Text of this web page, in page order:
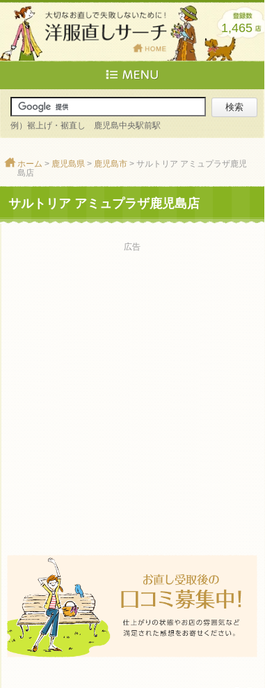
1,465
例）裾上げ・裾直し 鹿児島中央駅前駅
ホーム > 鹿児島県 > 鹿児島市 > サルトリア アミュプラザ鹿児
島店
サルトリア アミュプラザ鹿児島店